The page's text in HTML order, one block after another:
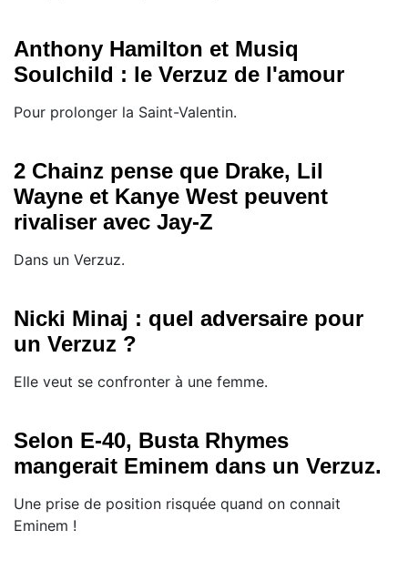
Anthony Hamilton et Musiq
Soulchild : le Verzuz de l'amour
Pour prolonger la Saint-Valentin.
2 Chainz pense que Drake, Lil
Wayne et Kanye West peuvent
rivaliser avec Jay-Z
Dans un Verzuz.
Nicki Minaj : quel adversaire pour
un Verzuz ?
Elle veut se confronter à une femme.
Selon E-40, Busta Rhymes
mangerait Eminem dans un Verzuz.
Une prise de position risquée quand on connait
Eminem !